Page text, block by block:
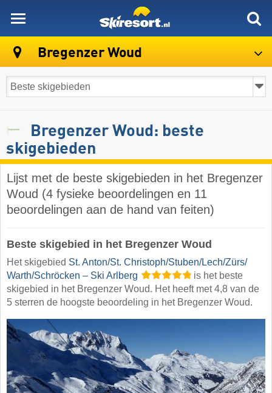
Bregenzer Woud
Bregenzer Woud: beste
skigebieden
Lijst met de beste skigebieden in het Bregenzer
Woud (4 fysieke beoordelingen en 11
beoordelingen aan de hand van feiten)
Beste skigebied in het Bregenzer Woud
Het skigebied St. Anton/​St. Christoph/​Stuben/​Lech/​Zürs/​
Warth/​Schröcken – Ski Arlberg
is het beste
skigebied in het Bregenzer Woud. Het heeft met 4,8 van de
5 sterren de hoogste beoordeling in het Bregenzer Woud.